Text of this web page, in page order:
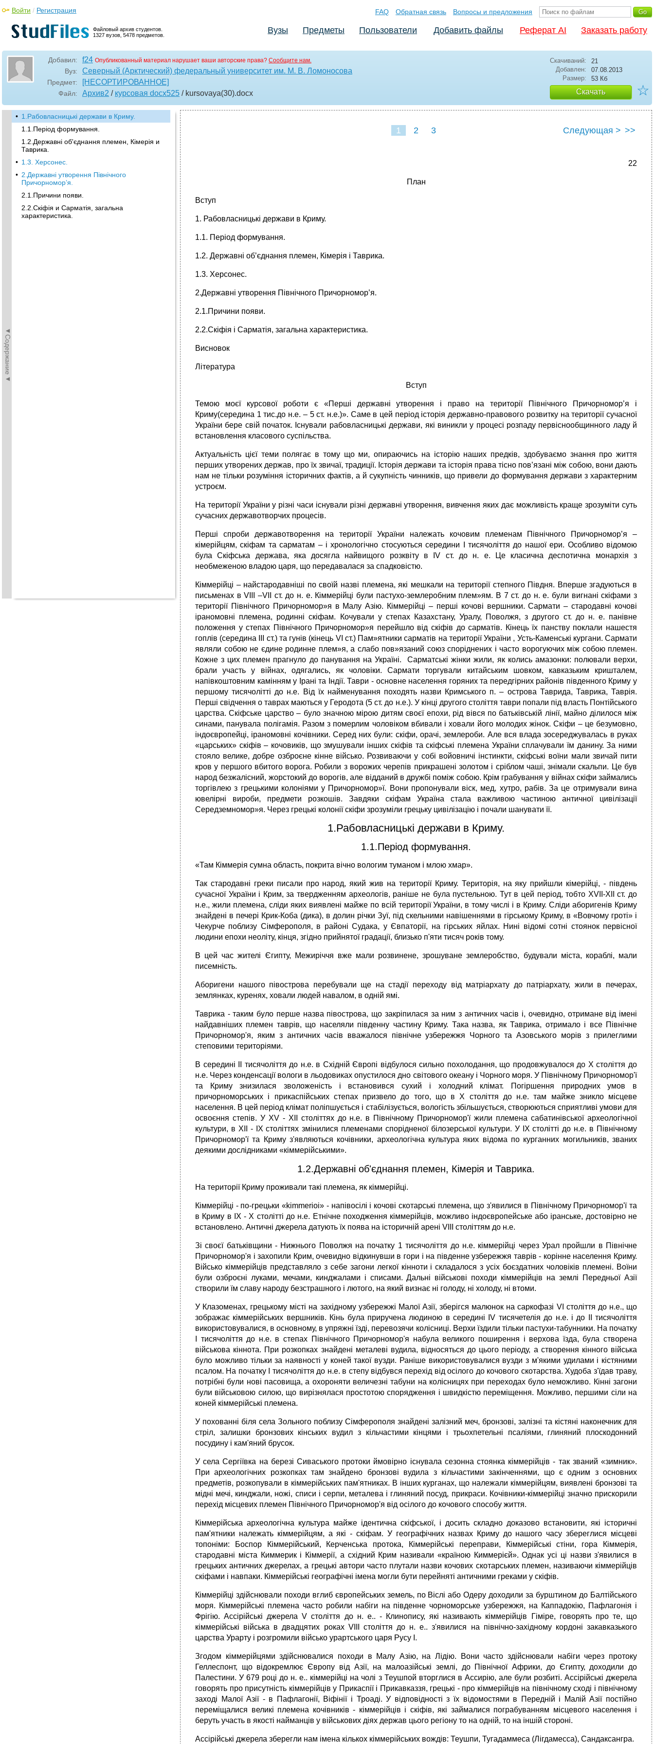
Файловый архив студентов.
1327 вузов, 5478 предметов.
Войти / Регистрация FAQ Обратная связь Вопросы и предложения
Вузы Предметы Пользователи Добавить файлы Реферат AI Заказать работу
Добавил: f24 Опубликованный материал нарушает ваши авторские права? Сообщите нам.
Вуз: Северный (Арктический) федеральный университет им. М. В. Ломоносова
Предмет: [НЕСОРТИРОВАННОЕ]
Файл: Архив2 / курсовая docx525 / kursovaya(30).docx
Скачиваний:
21
Добавлен:
07.08.2013
Размер:
53 Кб
Скачать ☆
◄Содержание◄
• 1.Рабовласницькі держави в Криму.
1.1.Період формування.
1.2.Державні об'єднання племен, Кімерія и
Таврика.
• 1.3. Херсонес.
• 2.Державні утворення Північного
Причорномор’я.
2.1.Причини появи.
2.2.Скіфія и Сарматія, загальна
характеристика.
1 2 3 Следующая > >>
22
План
Вступ
1. Рабовласницькі держави в Криму.
1.1. Період формування.
1.2. Державні об’єднання племен, Кімерія і Таврика.
1.3. Херсонес.
2.Державні утворення Північного Причорномор’я.
2.1.Причини появи.
2.2.Скіфія і Сарматія, загальна характеристика.
Висновок
Література
Вступ
Темою моєї курсової роботи є «Перші державні утворення і право на території Північного Причорномор’я і
Криму(середина 1 тис.до н.е. – 5 ст. н.е.)». Саме в цей період історія державно-правового розвитку на території сучасної
України бере свій початок. Існували рабовласницькі держави, які виникли у процесі розпаду первіснообщинного ладу й
встановлення класового суспільства.
Актуальність цієї теми полягає в тому що ми, опираючись на історію наших предків, здобуваємо знання про життя
перших утворених держав, про їх звичаї, традиції. Історія держави та історія права тісно пов’язані між собою, вони дають
нам не тільки розуміння історичних фактів, а й сукупність чинників, що привели до формування держави з характерним
устроєм.
На території України у різні часи існували різні державні утворення, вивчення яких дає можливість краще зрозуміти суть
сучасних державотворчих процесів.
Перші спроби державотворення на території України належать кочовим племенам Північного Причорномор’я –
кімерійцям, скіфам та сарматам – і хронологічно стосуються середини І тисячоліття до нашої ери. Особливо відомою
була Скіфська держава, яка досягла найвищого розквіту в IV ст. до н. е. Це класична деспотична монархія з
необмеженою владою царя, що передавалася за спадковістю.
Кіммерійці – найстародавніші по своїй назві племена, які мешкали на території степного Півдня. Вперше згадуються в
письменах в VIII –VII ст. до н. е. Кіммерійці були пастухо-землеробним плем»ям. В 7 ст. до н. е. були вигнані скіфами з
території Північного Причорномор»я в Малу Азію. Кіммерійці – перші кочові вершники. Сармати – стародавні кочові
іраномовні племена, родинні скіфам. Кочували у степах Казахстану, Уралу, Поволжя, з другого ст. до н. е. панівне
положення у степах Північного Причорномор»я перейшло від скіфів до сарматів. Кінець їх панству поклали нашестя
гоплів (середина III ст.) та гунів (кінець VI ст.) Пам»ятники сарматів на території України , Усть-Каменські кургани. Сармати
являли собою не єдине родинне плем»я, а слабо пов»язаний союз споріднених і часто ворогуючих між собою племен.
Кожне з цих племен прагнуло до панування на Україні. Сарматські жінки жили, як колись амазонки: полювали верхи,
брали участь у війнах, одягались, як чоловіки. Сармати торгували китайським шовком, кавказьким кришталем,
напівкоштовним камінням у Ірані та Індії. Таври - основне населення горяних та передгірних районів південного Криму у
першому тисячолітті до н.е. Від їх найменування походять назви Кримського п. – острова Таврида, Таврика, Таврія.
Перші свідчення о таврах маються у Геродота (5 ст. до н.е.). У кінці другого століття таври попали під власть Понтійського
царства. Скіфське царство – було значною мірою дитям своєї епохи, рід вівся по батьківській лінії, майно ділилося між
синами, панувала полігамія. Разом з померлим чоловіком вбивали і ховали його молодих жінок. Скіфи – це безумовно,
індоєвропейці, іраномовні кочівники. Серед них були: скіфи, орачі, землероби. Але вся влада зосереджувалась в руках
«царських» скіфів – кочовиків, що змушували інших скіфів та скіфські племена України сплачували їм данину. За ними
стояло велике, добре озброєне кінне військо. Розвиваючи у собі войовничі інстинкти, скіфські воїни мали звичай пити
кров у першого вбитого ворога. Робили з ворожих черепів прикрашені золотом і сріблом чаші, знімали скальпи. Це був
народ безжалісний, жорстокий до ворогів, але відданий в дружбі поміж собою. Крім грабування у війнах скіфи займались
торгівлею з грецькими колоніями у Причорномор»ї. Вони пропонували віск, мед, хутро, рабів. За це отримували вина
ювелірні вироби, предмети розкошів. Завдяки скіфам Україна стала важливою частиною античної цивілізації
Середземномор»я. Через грецькі колонії скіфи зрозуміли грецьку цивілізацію і почали шанувати її.
1.Рабовласницькі держави в Криму.
1.1.Період формування.
«Там Кіммерія сумна область, покрита вічно вологим туманом і млою хмар».
Так стародавні греки писали про народ, який жив на території Криму. Територія, на яку прийшли кімерійці, - південь
сучасної України і Крим, за твердженням археологів, раніше не була пустельною. Тут в цей період, тобто XVII-XII ст. до
н.е., жили племена, сліди яких виявлені майже по всій території України, в тому числі і в Криму. Сліди аборигенів Криму
знайдені в печері Крик-Коба (дика), в долин річки Зуї, під скельними навішеннями в гірському Криму, в «Вовчому гроті» і
Чекурче поблизу Сімферополя, в районі Судака, у Євпаторії, на гірських яйлах. Нині відомі сотні стоянок первісної
людини епохи неоліту, кінця, згідно прийнятої градації, близько п'яти тисяч років тому.
В цей час жителі Єгипту, Межиріччя вже мали розвинене, зрошуване землеробство, будували міста, кораблі, мали
писемність.
Аборигени нашого півострова перебували ще на стадії переходу від матріархату до патріархату, жили в печерах,
землянках, куренях, ховали людей навалом, в одній ямі.
Таврика - таким було перше назва півострова, що закріпилася за ним з античних часів і, очевидно, отримане від імені
найдавніших племен таврів, що населяли південну частину Криму. Така назва, як Таврика, отримало і все Північне
Причорномор'я, яким з античних часів вважалося північне узбережжя Чорного та Азовського морів з прилеглими
степовими територіями.
В середині II тисячоліття до н.е. в Східній Європі відбулося сильно похолодання, що продовжувалося до X століття до
н.е. Через конденсації вологи в льодовиках опустилося дно світового океану і Чорного моря. У Північному Причорномор'ї
та Криму знизилася зволоженість і встановився сухий і холодний клімат. Погіршення природних умов в
причорноморських і прикаспійських степах призвело до того, що в Х століття до н.е. там майже зникло місцеве
населення. В цей період клімат поліпшується і стабілізується, вологість збільшується, створюються сприятливі умови для
освоєння степів. У XV - XII століттях до н.е. в Північному Причорномор'ї жили племена сабатинівської археологічної
культури, в XII - IX століттях змінилися племенами спорідненої білозерської культури. У IX столітті до н.е. в Північному
Причорномор'ї та Криму з'являються кочівники, археологічна культура яких відома по курганних могильників, званих
деякими дослідниками «кіммерійськими».
1.2.Державні об'єднання племен, Кімерія и Таврика.
На території Криму проживали такі племена, як кіммерійці.
Кіммерійці - по-грецьки «kimmerioi» - напівосілі і кочові скотарські племена, що з'явилися в Північному Причорномор'ї та
в Криму в IX - X столітті до н.е. Етнічне походження кіммерійців, можливо індоєвропейське або іранське, достовірно не
встановлено. Античні джерела датують їх поява на історичній арені VIII століттям до н.е.
Зі своєї батьківщини - Нижнього Поволжя на початку 1 тисячоліття до н.е. кіммерійці через Урал пройшли в Північне
Причорномор'я і захопили Крим, очевидно відкинувши в гори і на південне узбережжя таврів - корінне населення Криму.
Військо кіммерійців представляло з себе загони легкої кінноти і складалося з усіх боєздатних чоловіків племені. Воїни
були озброєні луками, мечами, кинджалами і списами. Дальні військові походи кіммерійців на землі Передньої Азії
створили їм славу народу безстрашного і лютого, на який визнає ні голоду, ні холоду, ні втоми.
У Клазоменах, грецькому місті на західному узбережжі Малої Азії, зберігся малюнок на саркофазі VI століття до н.е., що
зображає кіммерійських вершників. Кінь була приручена людиною в середині IV тисячетелія до н.е. і до II тисячоліття
використовувалися, в основному, в упряжні їзді, перевозячи колісниці. Верхи їздили тільки пастухи-табунники. На початку
I тисячоліття до н.е. в степах Північного Причорномор'я набула великого поширення і верхова їзда, була створена
військова кіннота. При розкопках знайдені металеві вудила, відносяться до цього періоду, а створення кінного війська
було можливо тільки за наявності у коней такої вузди. Раніше використовувалися вузди з м'якими удилами і кістяними
псалом. На початку I тисячоліття до н.е. в степу відбувся перехід від осілого до кочового скотарства. Худоба з'їдав траву,
потрібні були нові пасовища, а охороняти величезні табуни на колісницях при переходах було неможливо. Кінні загони
були військовою силою, що вирізнялася простотою спорядження і швидкістю переміщення. Можливо, першими сіли на
коней кіммерійські племена.
У похованні біля села Зольного поблизу Сімферополя знайдені залізний меч, бронзові, залізні та кістяні наконечник для
стріл, залишки бронзових кінських вудил з кільчастими кінцями і трьохпетельні псаліями, глиняний плоскодонний
посудину і кам'яний брусок.
У села Сергіївка на березі Сиваського протоки ймовірно існувала сезонна стоянка кіммерійців - так званий «зимник».
При археологічних розкопках там знайдено бронзові вудила з кільчастими закінченнями, що є одним з основних
предметів, розкопували в кіммерійських пам'ятниках. В інших курганах, що належали кіммерійцям, виявлені бронзові та
мідні мечі, кинджали, ножі, списи і серпи, металева і глиняний посуд, прикраси. Кочівники-кіммерійці значно прискорили
перехід місцевих племен Північного Причорномор'я від осілого до кочового способу життя.
Кіммерійська археологічна культура майже ідентична скіфської, і досить складно доказово встановити, які історичні
пам'ятники належать кіммерійцям, а які - скіфам. У географічних назвах Криму до нашого часу збереглися місцеві
топоніми: Боспор Кіммерійський, Керченська протока, Кіммерійські переправи, Кіммерійські стіни, гора Кіммерія,
стародавні міста Киммерик і Кіммерії, а східний Крим називали «країною Киммерієй». Однак усі ці назви з'явилися в
грецьких античних джерелах, а грецькі автори часто плутали назви кочових скотарських племен, називаючи кіммерійців
скіфами і навпаки. Кіммерійські географічні імена могли бути перейняті античними греками у скіфів.
Кіммерійці здійснювали походи вглиб європейських земель, по Віслі або Одеру доходили за бурштином до Балтійського
моря. Кіммерійські племена часто робили набіги на південне чорноморське узбережжя, на Каппадокію, Пафлагонія і
Фрігію. Ассірійські джерела V століття до н. е.. - Клинопису, які називають кіммерійців Гіміре, говорять про те, що
кіммерійські війська в двадцятих роках VIII століття до н. е.. з'явилися на північно-західному кордоні закавказького
царства Урарту і розгромили військо урартського царя Русу I.
Згодом кіммерійцями здійснювалися походи в Малу Азію, на Лідію. Вони часто здійснювали набіги через протоку
Геллеспонт, що відокремлює Європу від Азії, на малоазійські землі, до Північної Африки, до Єгипту, доходили до
Палестини. У 679 році до н. е.. кіммерійці на чолі з Теушпой вторглися в Ассирію, але були розбиті. Ассірійські джерела
говорять про присутність кіммерійців у Прикаспії і Прикавказзя, грецькі - про кіммерійців на північному сході і північному
заході Малої Азії - в Пафлагонії, Віфінії і Троаді. У відповідності з їх відомостями в Передній і Малій Азії постійно
переміщалися великі племена кочівників - кіммерійців і скіфів, які займалися пограбуванням місцевого населення і
беруть участь в якості найманців у військових діях держав цього регіону то на одній, то на іншій стороні.
Ассірійські джерела зберегли нам імена кількох кіммерійських вождів: Теушпи, Тугадаммеса (Лігдамесса), Сандаксангра.